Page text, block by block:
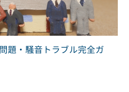
題・騒音トラブル完全ガ